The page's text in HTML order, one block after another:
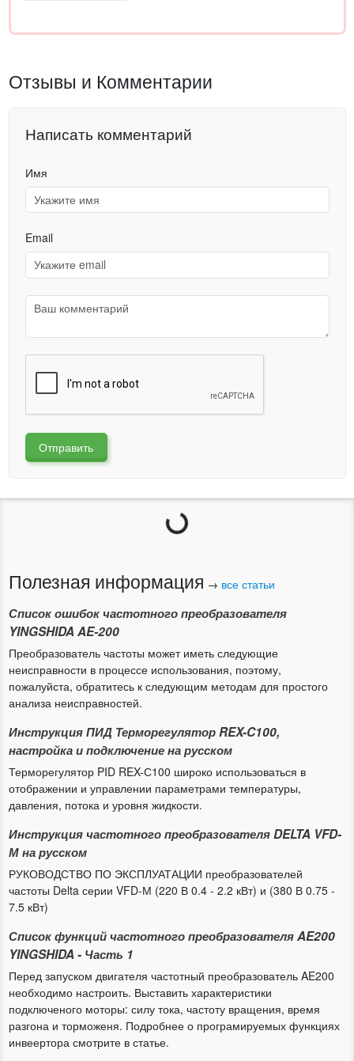
Отзывы и Комментарии
Написать комментарий
Имя
Email
Отправить
Загрузка...
Полезная информация → все статьи
Список ошибок частотного преобразователя
YINGSHIDA AE-200
Преобразователь частоты может иметь следующие
неисправности в процессе использования, поэтому,
пожалуйста, обратитесь к следующим методам для простого
анализа неисправностей.
Инструкция ПИД Терморегулятор REX-C100,
настройка и подключение на русском
Терморегулятор PID REX-С100 широко использоваться в
отображении и управлении параметрами температуры,
давления, потока и уровня жидкости.
Инструкция частотного преобразователя DELTA VFD-
М на русском
РУКОВОДСТВО ПО ЭКСПЛУАТАЦИИ преобразователей
частоты Delta серии VFD-М (220 В 0.4 - 2.2 кВт) и (380 В 0.75 -
7.5 кВт)
Список функций частотного преобразователя AE200
YINGSHIDA - Часть 1
Перед запуском двигателя частотный преобразователь AE200
необходимо настроить. Выставить характеристики
подключеного моторы: силу тока, частоту вращения, время
разгона и торможеня. Подробнее о програмируемых функциях
инвеертора смотрите в статье.